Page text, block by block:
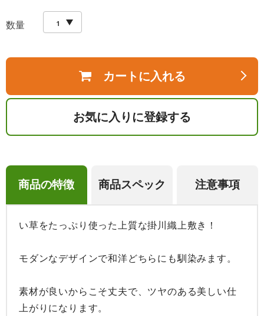
数量
カートに入れる
お気に入りに登録する
商品の特徴 商品スペック 注意事項
い草をたっぷり使った上質な掛川織上敷き！
モダンなデザインで和洋どちらにも馴染みます。
素材が良いからこそ丈夫で、ツヤのある美しい仕
上がりになります。